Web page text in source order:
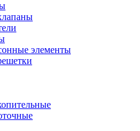
элементы